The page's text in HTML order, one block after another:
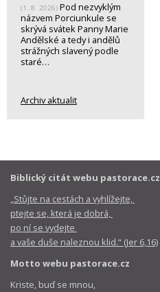
(1. 8. 2026) Pod nezvyklým
názvem Porciunkule se
skrývá svátek Panny Marie
Andělské a tedy i andělů
strážných slavený podle
staré…
Archiv aktualit
Biblický citát webu pastorace.cz
„Stůjte na cestách a vyhlížejte,
ptejte se, která je dobrá,
po ní se vydejte
a vaše duše naleznou klid.“ (Jer 6,16)
Motto webu pastorace.cz
Kriste, buď se mnou,